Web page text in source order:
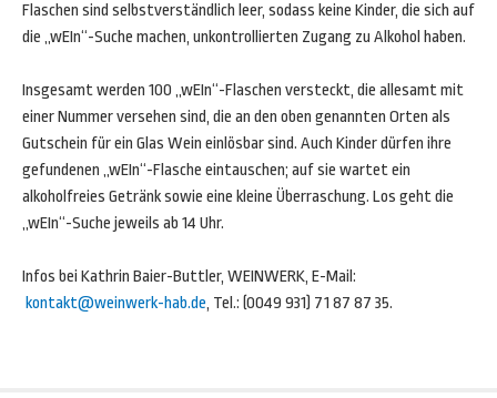
Flaschen sind selbstverständlich leer, sodass keine Kinder, die sich auf
die „wEIn“-Suche machen, unkontrollierten Zugang zu Alkohol haben.
Insgesamt werden 100 „wEIn“-Flaschen versteckt, die allesamt mit
einer Nummer versehen sind, die an den oben genannten Orten als
Gutschein für ein Glas Wein einlösbar sind. Auch Kinder dürfen ihre
gefundenen „wEIn“-Flasche eintauschen; auf sie wartet ein
alkoholfreies Getränk sowie eine kleine Überraschung. Los geht die
„wEIn“-Suche jeweils ab 14 Uhr.
Infos bei Kathrin Baier-Buttler, WEINWERK, E-Mail:
kontakt@weinwerk-hab.de, Tel.: (0049 931) 71 87 87 35.